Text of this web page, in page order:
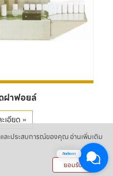
ฝาฟอยล์
เอียด »
และประสบการณ์ของคุณ อ่านเพิ่มเติม
ยอมรับ
ติดต่อเรา